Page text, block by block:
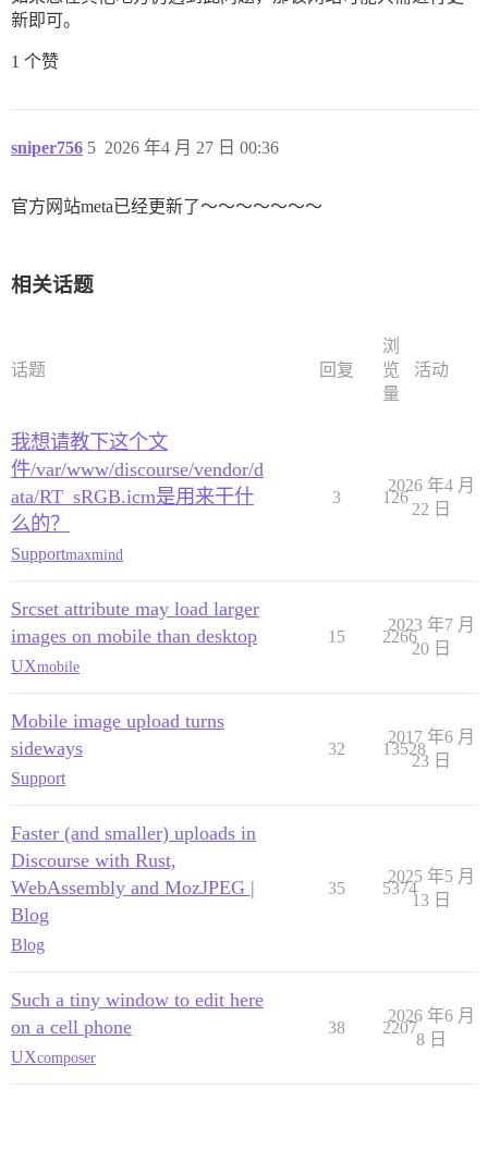
新即可。
1 个赞
sniper756 2026 年4 月 27 日 00:36
5
官方网站meta已经更新了～～～～～～～
相关话题
话题 回复
浏
览
量
活动
我想请教下这个文
件/var/www/discourse/vendor/d
ata/RT_sRGB.icm是用来干什
么的？
Supportmaxmind
3 126
2026 年4 月
22 日
Srcset attribute may load larger
images on mobile than desktop
UXmobile
15 2266
2023 年7 月
20 日
Mobile image upload turns
sideways
Support
32 13528
2017 年6 月
23 日
Faster (and smaller) uploads in
Discourse with Rust,
WebAssembly and MozJPEG |
Blog
Blog
35 5374
2025 年5 月
13 日
Such a tiny window to edit here
on a cell phone
UXcomposer
38 2207
2026 年6 月
8 日